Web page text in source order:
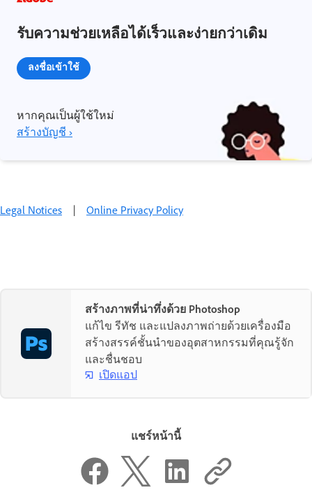
รับความช่วยเหลือได้เร็วและง่ายกว่าเดิม
ลงชื่อเข้าใช้
หากคุณเป็นผู้ใช้ใหม่
สร้างบัญชี ›
Legal Notices Online Privacy Policy
สร้างภาพที่น่าทึ่งด้วย Photoshop
แก้ไข รีทัช และแปลงภาพถ่ายด้วยเครื่องมือ
สร้างสรรค์ชั้นนำของอุตสาหกรรมที่คุณรู้จัก
และชื่นชอบ
เปิดแอป
แชร์หน้านี้